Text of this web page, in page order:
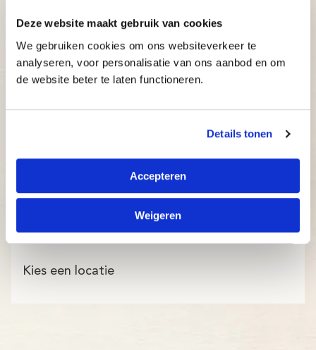
Deze website maakt gebruik van cookies
We gebruiken cookies om ons websiteverkeer te
analyseren, voor personalisatie van ons aanbod en om
de website beter te laten functioneren.
Details tonen
Accepteren
Weigeren
Kies een locatie